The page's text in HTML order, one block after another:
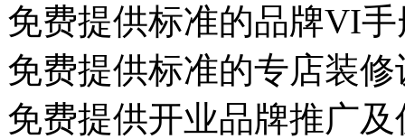
免费提供标准的品牌VI
免费提供标准的专店装
免费提供开业品牌推广